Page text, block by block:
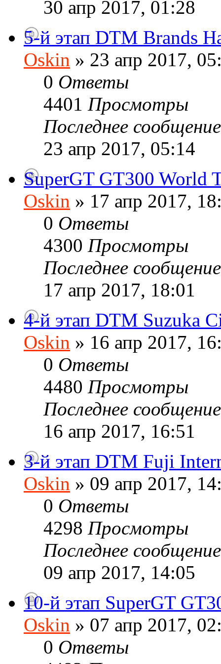
30 апр 2017, 01:28
5-й этап DTM Brands
Oskin » 23 апр 2017,
0 Ответы
4401 Просмотры
Последнее
23 апр 2017, 05:14
SuperGT GT300 World
Oskin » 17 апр 2017,
0 Ответы
4300 Просмотры
Последнее
17 апр 2017, 18:01
4-й этап DTM Suzuka
Oskin » 16 апр 2017,
0 Ответы
4480 Просмотры
Последнее
16 апр 2017, 16:51
3-й этап DTM Fuji
Oskin » 09 апр 2017,
0 Ответы
4298 Просмотры
Последнее
09 апр 2017, 14:05
10-й этап SuperGT
Oskin » 07 апр 2017,
0 Ответы